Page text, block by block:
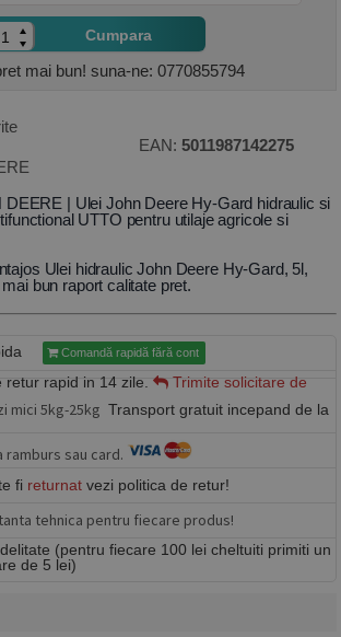
Cumpara
mai bun! suna-ne: 0770855794
EAN: 5011987142275
| Ulei John Deere Hy-Gard hidraulic si
UTTO pentru utilaje agricole si
Ulei hidraulic John Deere Hy-Gard, 5l,
bun raport calitate pret.
Comandă rapidă fără cont
retur rapid in 14 zile.
Trimite solicitare de
mici 5kg-25kg Transport gratuit incepand de la
ramburs sau card.
fi returnat vezi politica de retur!
tehnica pentru fiecare produs!
(pentru fiecare 100 lei cheltuiti primiti un
de 5 lei)